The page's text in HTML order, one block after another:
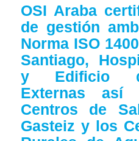
OSI Araba
de gestión
Norma ISO
Santiago,
y Edificio
Externas
Centros de
Gasteiz y los